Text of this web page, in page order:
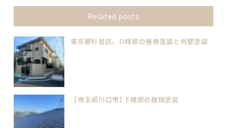
Related posts
東京都杉並区、O様邸の屋根塗装と外壁塗装
【埼玉県川口市】F様邸の屋根塗装